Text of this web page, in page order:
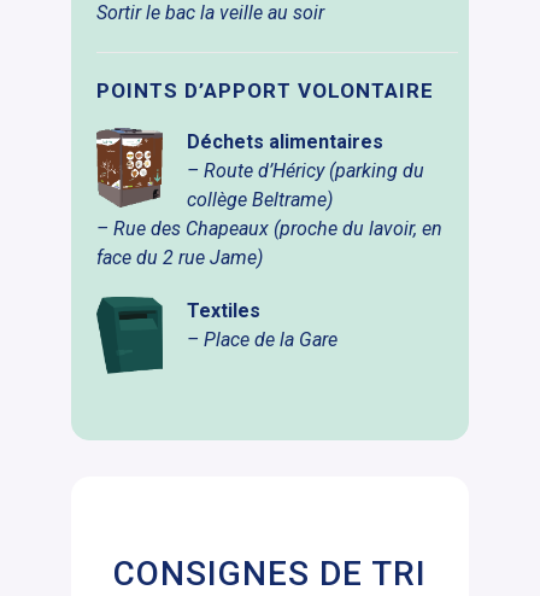
Sortir le bac la veille au soir
POINTS D’APPORT VOLONTAIRE
Déchets alimentaires
– Route d’Héricy (parking du
collège Beltrame)
– Rue des Chapeaux (proche du lavoir, en
face du 2 rue Jame)
Textiles
– Place de la Gare
CONSIGNES DE TRI